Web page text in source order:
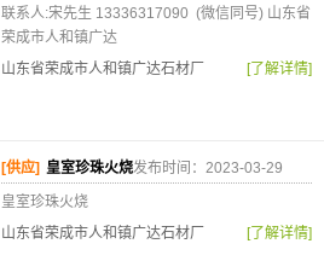
联系人:宋先生 13336317090 (微信同号) 山东省
荣成市人和镇广达
山东省荣成市人和镇广达石材厂
[了解详情]
[供应] 皇室珍珠火烧发布时间：2023-03-29
皇室珍珠火烧
山东省荣成市人和镇广达石材厂
[了解详情]